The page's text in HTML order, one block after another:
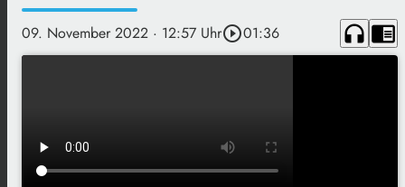
09. November 2022 · 12:57 Uhrplay_circle_outline01:36 headphones chrome_reader_mode